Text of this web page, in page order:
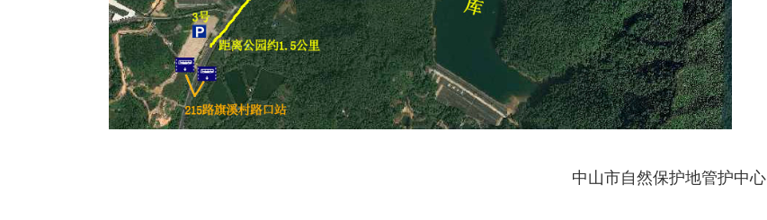
中山市自然保护地管护中心